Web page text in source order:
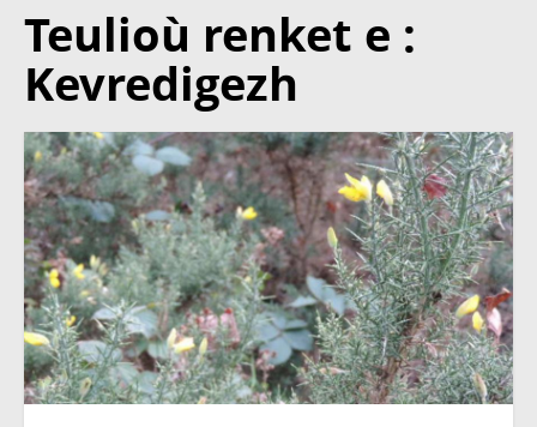
Teulioù renket e :
Kevredigezh